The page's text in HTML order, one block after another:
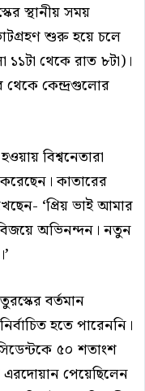
স্থানীয় সময়
শুরু হয়ে চলে
১১টা থেকে রাত ৮টা)।
কেন্দ্রগুলোর
বিশ্বনেতারা
কাতারের
‘প্রিয় ভাই আমার
অভিনন্দন। নতুন
বর্তমান
হতে পারেননি।
৫০ শতাংশ
এরদোয়ান পেয়েছিলেন